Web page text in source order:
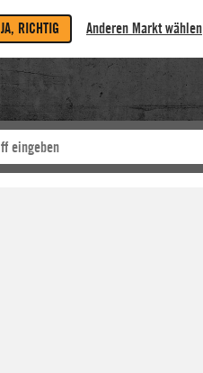
JA, RICHTIG Anderen Markt wählen